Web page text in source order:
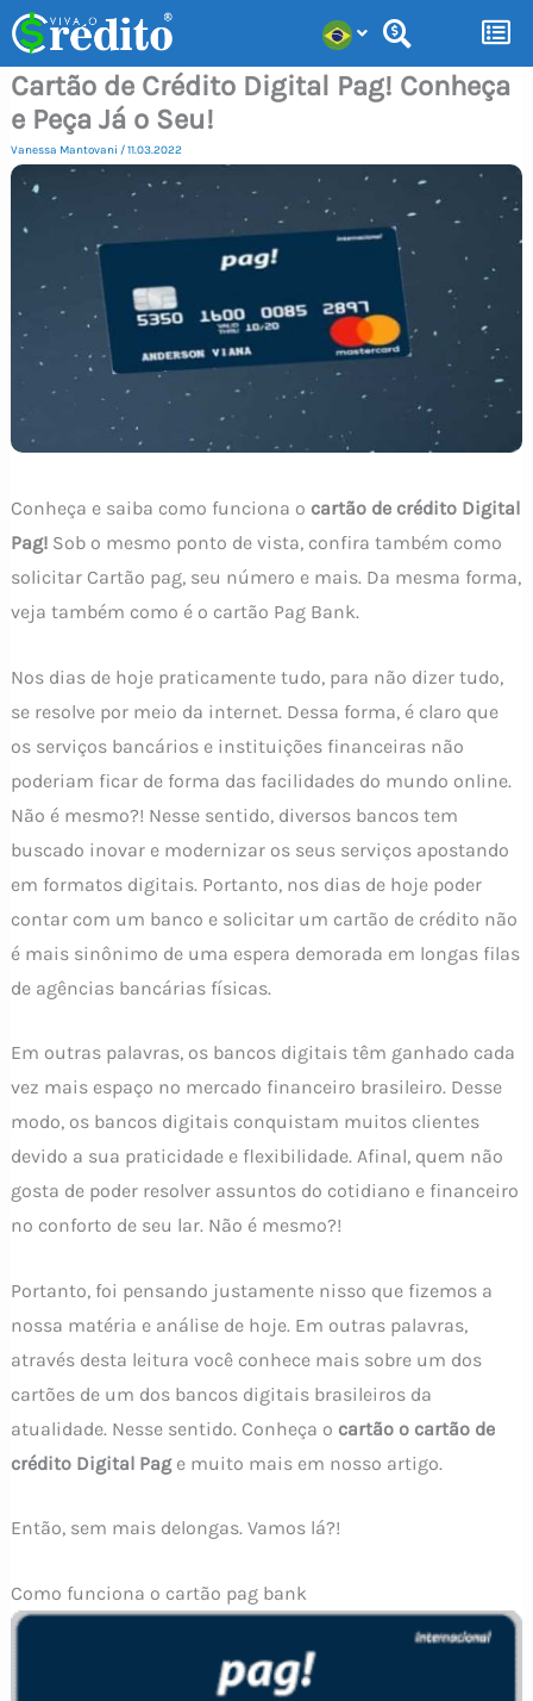
para
conteúdo
Cartão de Crédito Digital Pag! Conheça
e Peça Já o Seu!
Vanessa Mantovani /11.03.2022
Conheça e saiba como funciona o cartão de crédito Digital
Pag!Sob o mesmo ponto de vista, confira também como
solicitar Cartão pag, seu número e mais. Da mesma forma,
veja também como é o cartão Pag Bank.
Nos dias de hoje praticamente tudo, para não dizer tudo,
se resolve por meio da internet. Dessa forma, é claro que
os serviços bancários e instituições financeiras não
poderiam ficar de forma das facilidades do mundo online.
Não é mesmo?! Nesse sentido, diversos bancos tem
buscado inovar e modernizar os seus serviços apostando
em formatos digitais. Portanto, nos dias de hoje poder
contar com um banco e solicitar um cartão de crédito não
é mais sinônimo de uma espera demorada em longas filas
de agências bancárias físicas.
Em outras palavras, os bancos digitais têm ganhado cada
vez mais espaço no mercado financeiro brasileiro. Desse
modo, os bancos digitais conquistam muitos clientes
devido a sua praticidade e flexibilidade. Afinal, quem não
gosta de poder resolver assuntos do cotidiano e financeiro
no conforto de seu lar. Não é mesmo?!
Portanto, foi pensando justamente nisso que fizemos a
nossa matéria e análise de hoje. Em outras palavras,
através desta leitura você conhece mais sobre um dos
cartões de um dos bancos digitais brasileiros da
atualidade. Nesse sentido. Conheça o cartão o cartão de
crédito Digital Page muito mais em nosso artigo.
Então, sem mais delongas. Vamos lá?!
Como funciona o cartão pag bank